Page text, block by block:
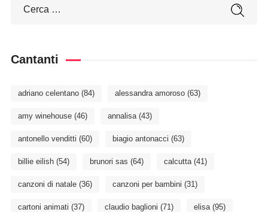
Cantanti
adriano celentano(84) alessandra amoroso(63)
amy winehouse(46) annalisa(43)
antonello venditti (60) biagio antonacci (63)
billie eilish(54) brunori sas (64) calcutta(41)
canzoni di natale(36) canzoni per bambini (31)
cartoni animati (37) claudio baglioni (71) elisa(95)